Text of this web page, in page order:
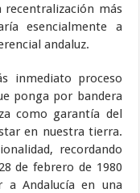
recentralización más
esencialmente a
andaluz.
inmediato proceso
ponga por bandera
como garantía del
en nuestra tierra.
recordando
de febrero de 1980
a Andalucía en una